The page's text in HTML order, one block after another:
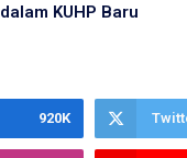
dalam KUHP Baru
920K